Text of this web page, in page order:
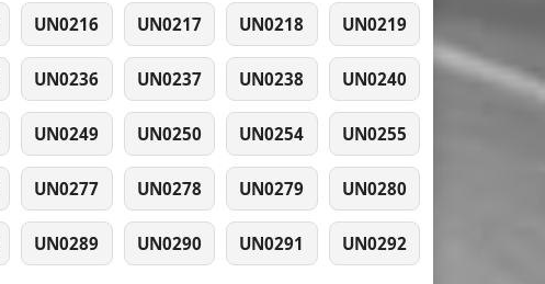
UN0216 UN0217 UN0218 UN0219
UN0236 UN0237 UN0238 UN0240
UN0249 UN0250 UN0254 UN0255
UN0277 UN0278 UN0279 UN0280
UN0289 UN0290 UN0291 UN0292